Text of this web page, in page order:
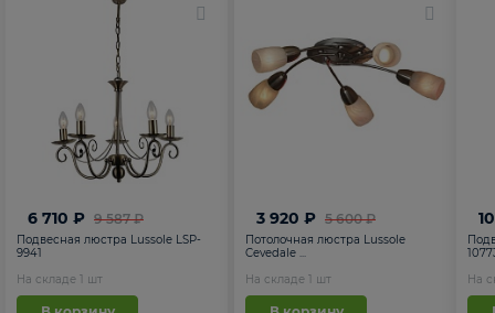
9 587 ₽
6 710 ₽
Подвесная люстра Lussole LSP-
9941
На складе 1 шт
5 600 ₽
3 920 ₽
Потолочная люстра Lussole
Cevedale ...
На складе 1 шт
На